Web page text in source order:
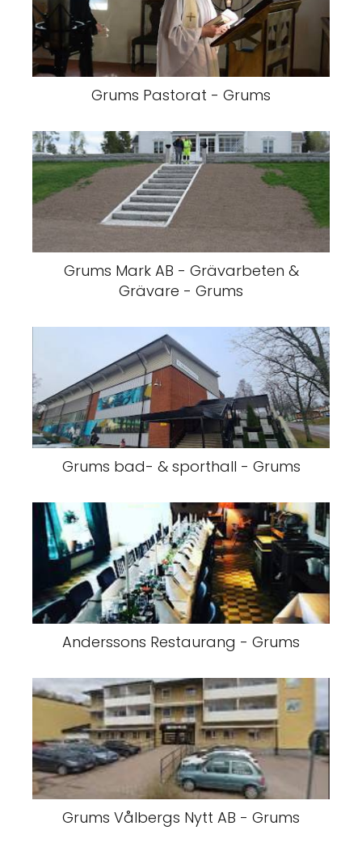
Grums Pastorat - Grums
Grums Mark AB - Grävarbeten &
Grävare - Grums
Grums bad- & sporthall - Grums
Anderssons Restaurang - Grums
Grums Vålbergs Nytt AB - Grums